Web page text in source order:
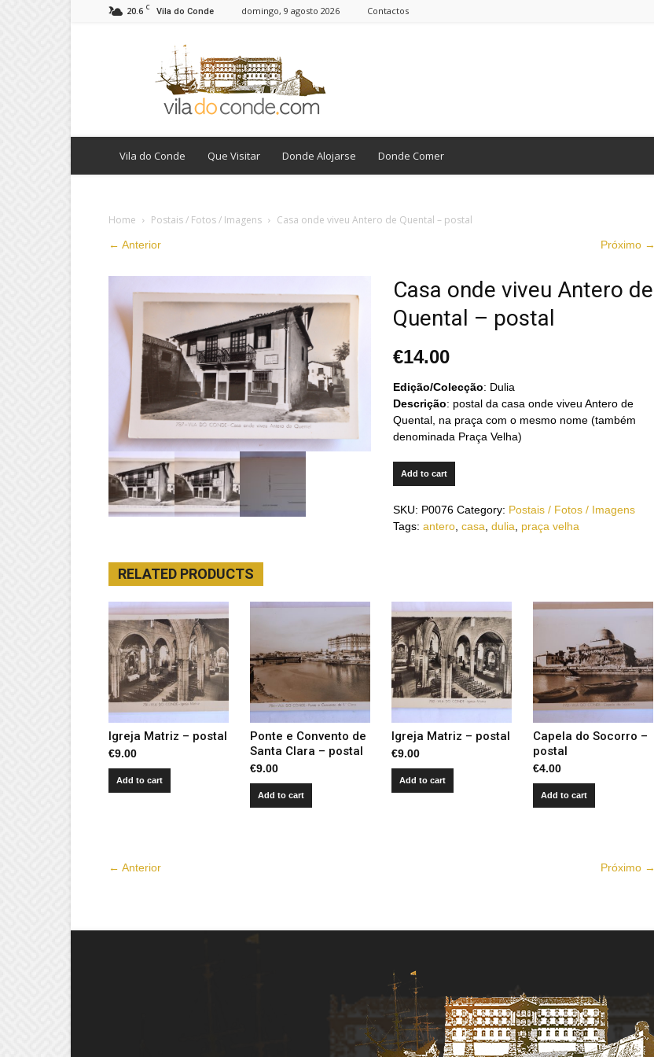
20.6 C Vila do Conde domingo, 9 agosto 2026 Contactos
viladoconde.com
Vila do Conde Que Visitar Donde Alojarse Donde Comer
Home Postais / Fotos / Imagens Casa onde viveu Antero de Quental – postal
← Anterior Próximo →
Casa onde viveu Antero de
Quental – postal
€14.00
Edição/Colecção: Dulia
Descrição: postal da casa onde viveu Antero de
Quental, na praça com o mesmo nome (também
denominada Praça Velha)
Add to cart
SKU: P0076 Category: Postais / Fotos / Imagens
Tags: antero, casa dulia praça velha
RELATED PRODUCTS
Igreja Matriz – postal
€9.00
Add to cart
Ponte e Convento de
Santa Clara – postal
€9.00
Add to cart
Igreja Matriz – postal
€9.00
Add to cart
Capela do Socorro –
postal
€4.00
Add to cart
← Anterior Próximo →